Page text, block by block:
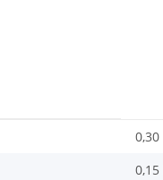
0,30
0,15